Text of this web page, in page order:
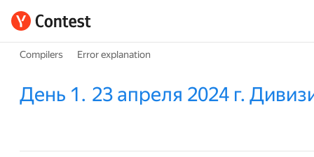
Compilers Error explanation
День 1. 23 апреля 2024 г.